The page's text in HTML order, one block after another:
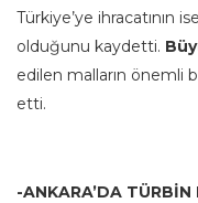
Türkiye’ye ihracatının
olduğunu kaydetti.
edilen malların önemli
etti.
-ANKARA’DA